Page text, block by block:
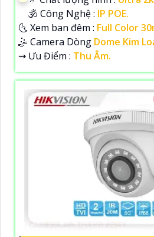
🕉️ Công Nghệ : IP POE.
🌜 Xem ban đêm : Full Color
🤹 Camera Dòng Dome Kim
️⇝ Ưu Điểm : Thu Âm.